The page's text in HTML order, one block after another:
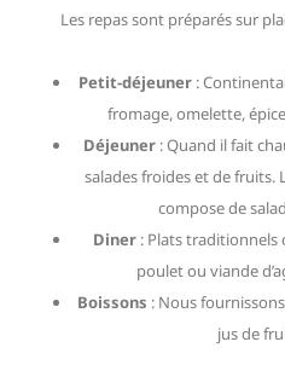
Les repas sont préparés sur
Petit-déjeuner:
fromage, omelette,
Déjeuner : Quand il fait
salades froides et de fruits.
compose de
Diner : Plats traditionnels
poulet ou viande
Boissons : Nous
jus de